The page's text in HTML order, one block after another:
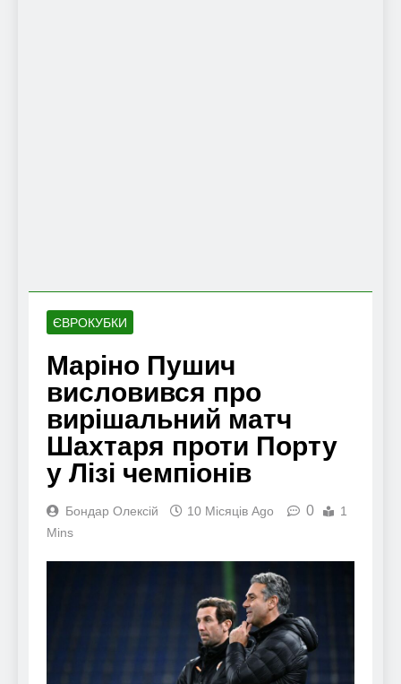
ЄВРОКУБКИ
Маріно Пушич
висловився про
вирішальний матч
Шахтаря проти Порту
у Лізі чемпіонів
Бондар Олексій 10 Місяців Ago 0
1
Mins